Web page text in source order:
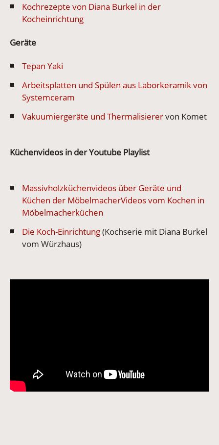
Kochrezepte von Diana Burkel in der
Kocheinrichtung
Geräte
Tepan Yaki
Arbeitsplatten und Spülen aus Laborkeramik von
Systemceram
Vakuumiergeräte und Thermalisierervon Komet
Küchenvideos in der Youtube Playlist
Massivholzküchenvideos über Geräte und
Küchen der MöbelmacherVideos vom Kochen in
Möbelmacherküchen
Die Koch-Einrichtung(Kochserie mit Diana Burkel
vom Würzhaus)